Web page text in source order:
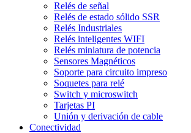
Relés de señal
Relés de estado sólido SSR
Relés Industriales
Relés inteligentes WIFI
Relés miniatura de potencia
Sensores Magnéticos
Soporte para circuito impreso
Soquetes para relé
Switch y microswitch
Tarjetas PI
Unión y derivación de cable
Conectividad